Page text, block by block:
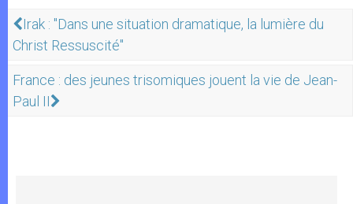
Irak : "Dans une situation dramatique, la lumière du
Christ Ressuscité"
France : des jeunes trisomiques jouent la vie de Jean-
Paul II